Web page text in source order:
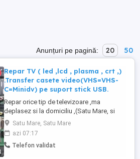
Anunțuri pe pagină: 20 50
Repar TV ( led ,lcd , plasma , crt ,)
.Transfer casete video(VHS=VHS-
C=Minidv) pe suport stick USB.
Repar orice tip de televizoare ,ma
deplasez si la domiciliu ,(Satu Mare, si
aproape de oras)Sunati cu incredere la tf:
.Vand diverse placi(de baza, surse
,etc.)ptr TV-uri. Transfer casete VHS -
VHS-C-Minidv,DVD,pe suport DVD si stick
Satu Mare, Satu Mare
azi 07:17
Telefon validat